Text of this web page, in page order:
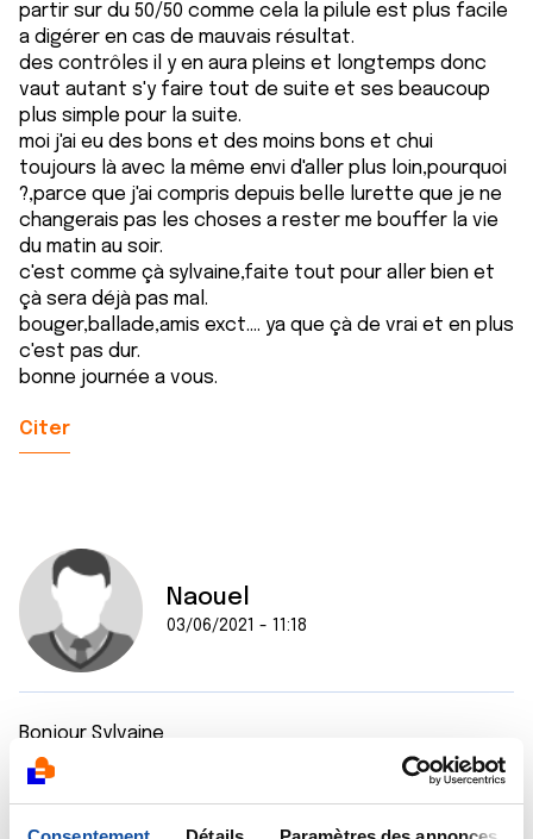
partir sur du 50/50 comme cela la pilule est plus facile
a digérer en cas de mauvais résultat.
des contrôles il y en aura pleins et longtemps donc
vaut autant s'y faire tout de suite et ses beaucoup
plus simple pour la suite.
moi j'ai eu des bons et des moins bons et chui
toujours là avec la même envi d'aller plus loin,pourquoi
?,parce que j'ai compris depuis belle lurette que je ne
changerais pas les choses a rester me bouffer la vie
du matin au soir.
c'est comme çà sylvaine,faite tout pour aller bien et
çà sera déjà pas mal.
bouger,ballade,amis exct.... ya que çà de vrai et en plus
c'est pas dur.
bonne journée a vous.
Citer
Naouel
03/06/2021 - 11:18
Bonjour Sylvaine
J'espère de tout coeur que vos resultats seront bon.
Je vous comprends, il est vrai que l'attente n'est pas